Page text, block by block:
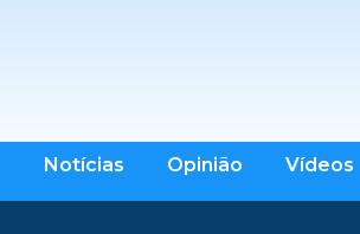
Notícias Opinião Vídeos